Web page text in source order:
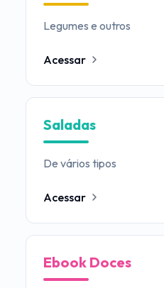
Legumes e outros
Acessar
Saladas
De vários tipos
Acessar
Ebook Doces